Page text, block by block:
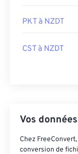
PKT à NZDT
CST à NZDT
Vos
Chez
conversion de